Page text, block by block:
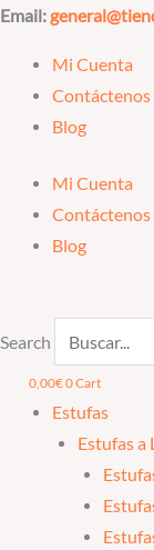
Ir
contenido
Email:
Mi Cuenta
Contáctenos
Blog
Mi Cuenta
Contáctenos
Blog
Search
0,00€0Cart
Estufas
Estufas a